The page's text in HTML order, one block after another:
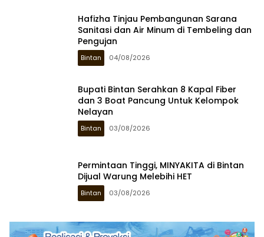
Hafizha Tinjau Pembangunan Sarana
Sanitasi dan Air Minum di Tembeling dan
Pengujan
Bintan 04/08/2026
Bupati Bintan Serahkan 8 Kapal Fiber
dan 3 Boat Pancung Untuk Kelompok
Nelayan
Bintan 03/08/2026
Permintaan Tinggi, MINYAKITA di Bintan
Dijual Warung Melebihi HET
Bintan 03/08/2026